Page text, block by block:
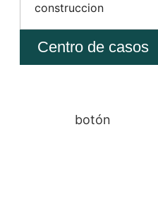
construccion
Centro de casos
botón